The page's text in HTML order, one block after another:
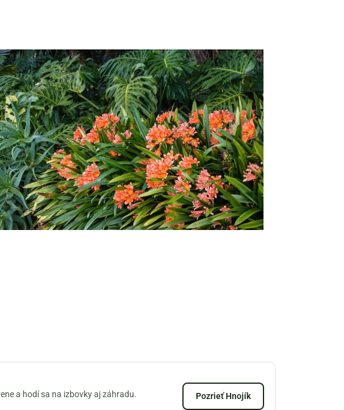
a hodí sa na izbovky aj záhradu. Pozrieť Hnojík